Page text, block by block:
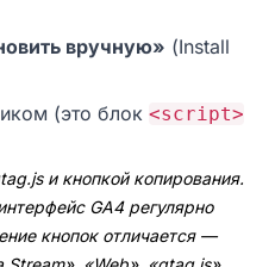
вручную» (Install
(это блок <script>
и кнопкой копирования.
GA4 регулярно
кнопок отличается —